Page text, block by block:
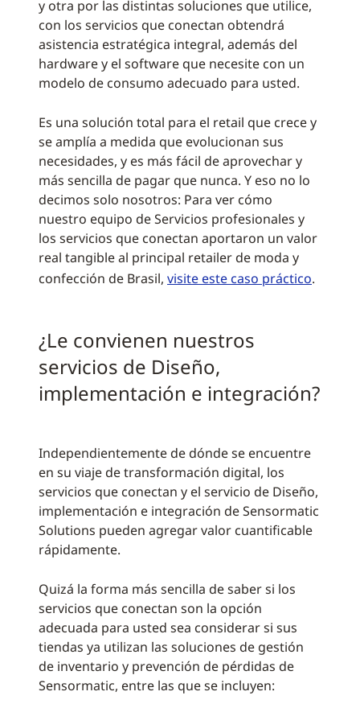
y otra por las distintas soluciones que utilice,
con los servicios que conectan obtendrá
asistencia estratégica integral, además del
hardware y el software que necesite con un
modelo de consumo adecuado para usted.
Es una solución total para el retail que crece y
se amplía a medida que evolucionan sus
necesidades, y es más fácil de aprovechar y
más sencilla de pagar que nunca. Y eso no lo
decimos solo nosotros: Para ver cómo
nuestro equipo de Servicios profesionales y
los servicios que conectan aportaron un valor
real tangible al principal retailer de moda y
confección de Brasil, visite este caso práctico.
¿Le convienen nuestros
servicios de Diseño,
implementación e integración?
Independientemente de dónde se encuentre
en su viaje de transformación digital, los
servicios que conectan y el servicio de Diseño,
implementación e integración de Sensormatic
Solutions pueden agregar valor cuantificable
rápidamente.
Quizá la forma más sencilla de saber si los
servicios que conectan son la opción
adecuada para usted sea considerar si sus
tiendas ya utilizan las soluciones de gestión
de inventario y prevención de pérdidas de
Sensormatic, entre las que se incluyen: